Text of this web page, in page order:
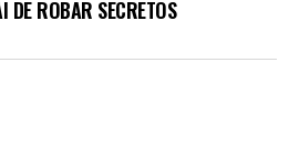
DE ROBAR SECRETOS